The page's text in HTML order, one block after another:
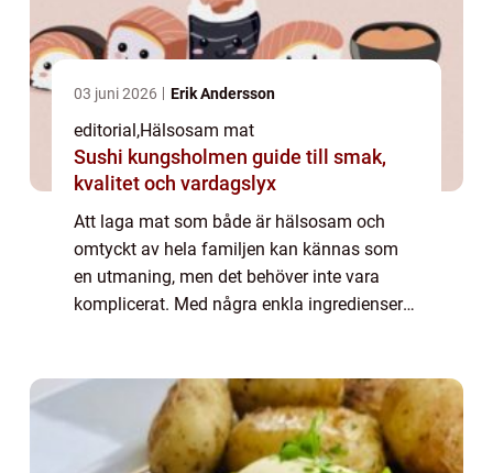
03 juni 2026 Erik Andersson
editorial,Hälsosam mat
Sushi kungsholmen guide till smak,
kvalitet och vardagslyx
Att laga mat som både är hälsosam och
omtyckt av hela familjen kan kännas som
en utmaning, men det behöver inte vara
komplicerat. Med några enkla ingredienser